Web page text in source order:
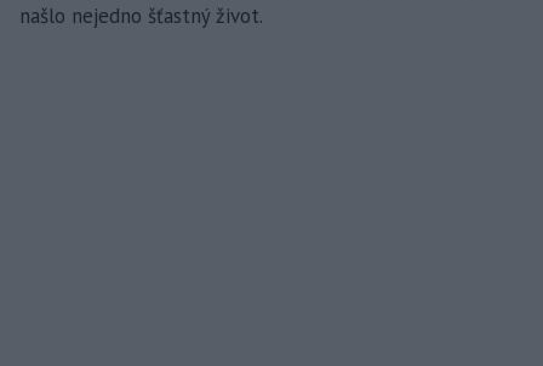
našlo nejedno šťastný život.